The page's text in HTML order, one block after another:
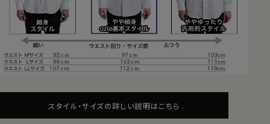
スタイル・サイズの詳しい説明はこちら